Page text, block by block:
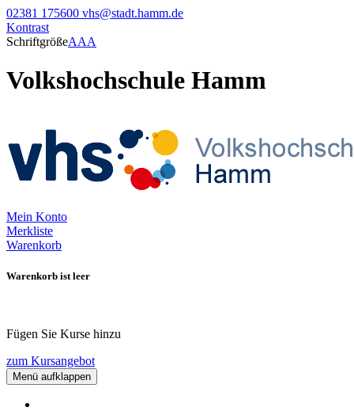
02381 175600 vhs@stadt.hamm.de
Kontrast
SchriftgrößeAAA
Volkshochschule Hamm
Mein Konto
Merkliste
Warenkorb
Warenkorb ist leer
Fügen Sie Kurse hinzu
zum Kursangebot
Menü aufklappen